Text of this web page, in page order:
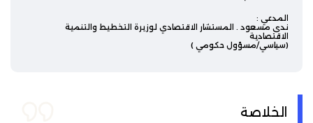
المدعي :
ندى مسعود . المستشار الاقتصادي لوزيرة التخطيط والتنمية
الاقتصادية
(سياسي/مسؤول حكومي )
الخلاصة